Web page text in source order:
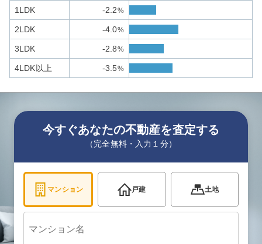
1LDK -2.2%
2LDK -4.0%
3LDK -2.8%
4LDK以上 -3.5%
今すぐあなたの不動産を査定する
（完全無料・入力１分）
マンション 戸建 土地